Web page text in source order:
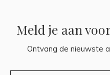
Meld je aan
Ontvang de nieuwste